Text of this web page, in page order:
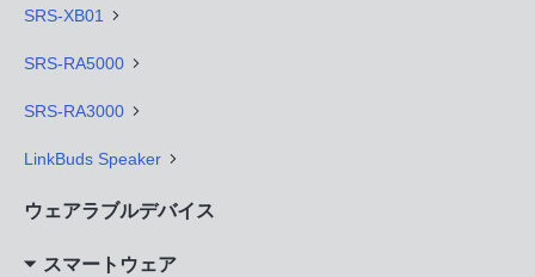
SRS-XB01
SRS-RA5000
SRS-RA3000
LinkBuds Speaker
ウェアラブルデバイス
スマートウェア